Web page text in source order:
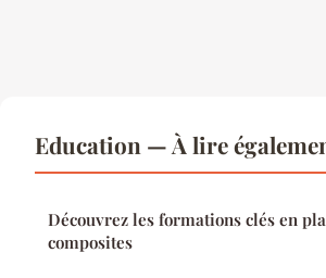
Education — À lire
Découvrez les formations clés en
composites